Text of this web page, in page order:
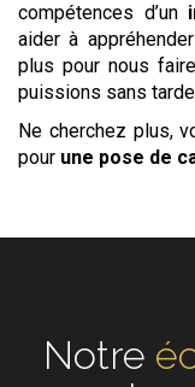
compétences d’un
aider à
plus pour nous
puissions sans
Ne cherchez plus,
pour une pose de
Notre